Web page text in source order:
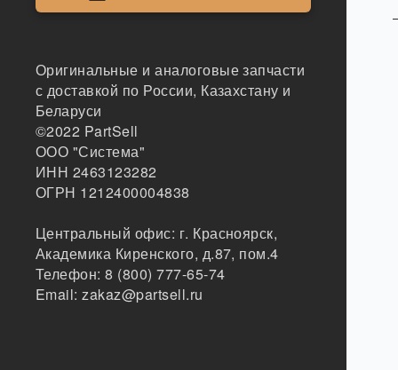
Оригинальные и аналоговые запчасти
с доставкой по России, Казахстану и
Беларуси
©2022 PartSell
ООО "Система"
ИНН 2463123282
ОГРН 1212400004838
Центральный офис: г. Красноярск,
Академика Киренского, д.87, пом.4
Телефон:8 (800) 777-65-74
Email:zakaz@partsell.ru